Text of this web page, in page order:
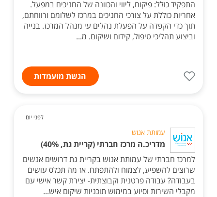
התפקיד כולל: פיקוח, ליווי והכוונה של החניכים במפעל.
אחריות כוללת על צורכי החניכים במרכז לשלומם ורווחתם,
תוך כדי הקפדה על הפעלת נהלים עי מנהל המרכז. בנייה
וביצוע תהליכי טיפול, קידום ושיקום. מ...
הגשת מועמדות
לפני יום
עמותת אנוש
מדריכ.ה מרכז חברתי (קריית גת, 40%)
למרכז חברתי של עמותת אנוש בקריית גת דרושים אנשים
שרוצים להשפיע, לצמוח ולהתפתח. אז מה תכלס עושים
בעבודה? עבודה פרטנית וקבוצתית- יצירת קשר אישי עם
מקבלי השירות וסיוע במימוש תוכניות שיקום איש...